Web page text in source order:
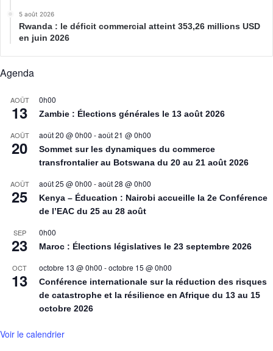
5 août 2026
Rwanda : le déficit commercial atteint 353,26 millions USD
en juin 2026
Agenda
AOÛT
13
0h00
Zambie : Élections générales le 13 août 2026
AOÛT
20
août 20 @ 0h00 -août 21 @ 0h00
Sommet sur les dynamiques du commerce
transfrontalier au Botswana du 20 au 21 août 2026
AOÛT
25
août 25 @ 0h00 -août 28 @ 0h00
Kenya – Éducation : Nairobi accueille la 2e Conférence
de l’EAC du 25 au 28 août
SEP
23
0h00
Maroc : Élections législatives le 23 septembre 2026
OCT
13
octobre 13 @ 0h00 -octobre 15 @ 0h00
Conférence internationale sur la réduction des risques
de catastrophe et la résilience en Afrique du 13 au 15
octobre 2026
Voir le calendrier